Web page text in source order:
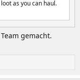
as you can haul.
gemacht.